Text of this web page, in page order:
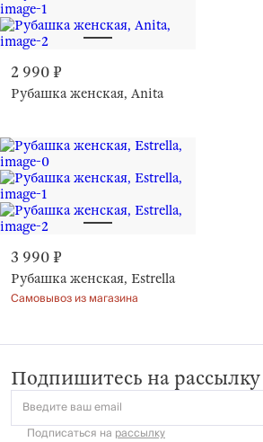
2 990 ₽
Рубашка женская, Anita
3 990 ₽
Рубашка женская, Estrella
Самовывоз из магазина
Подпишитесь на рассылку
Введите ваш email
Подписаться на рассылку